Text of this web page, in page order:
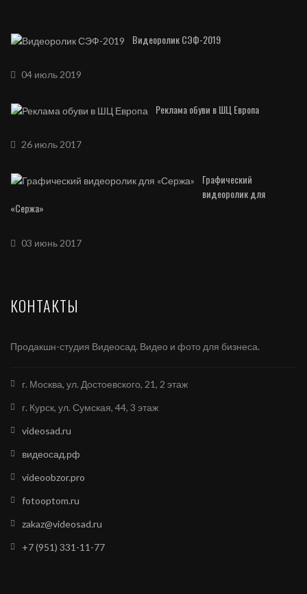
Видеоролик СЭФ-2019
04 июль 2019
Реклама обуви в ШЦ Европа
26 июль 2017
Графический
видеоролик для
«Сержа»
03 июнь 2017
КОНТАКТЫ
Продакшн-студия Видеосад. Видео и фото для бизнеса.
г. Москва, ул. Достоевского, 21, 2 этаж
г. Курск, ул. Сумская, 44, 3 этаж
videosad.ru
видеосад.рф
videoobzor.pro
fotooptom.ru
zakaz@videosad.ru
+7 (951) 331-11-77